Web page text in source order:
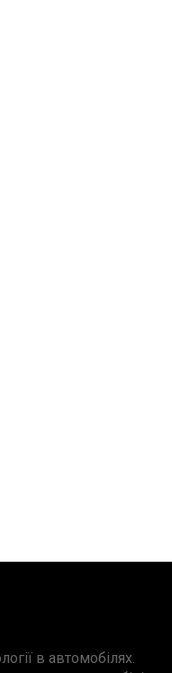
в автомобілях.